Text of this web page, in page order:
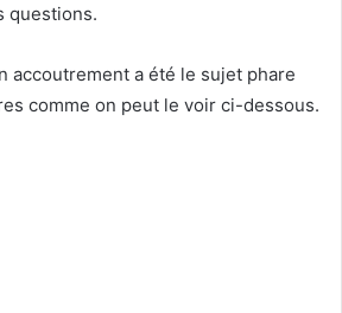
questions.
accoutrement a été le sujet phare
comme on peut le voir ci-dessous.